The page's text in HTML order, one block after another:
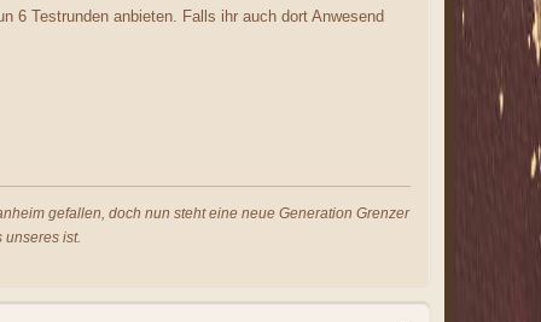
6 Testrunden anbieten. Falls ihr auch dort Anwesend
gefallen, doch nun steht eine neue Generation Grenzer
ist.